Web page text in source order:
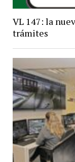
VL 147: la
trámites